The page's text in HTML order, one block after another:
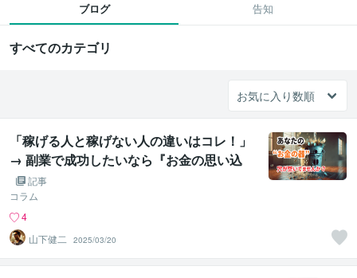
ブログ 告知
すべてのカテゴリ
「稼げる人と稼げない人の違いはコレ！」
→ 副業で成功したいなら『お金の思い込
み』を外せ！
記事
コラム
4
山下健二
2025/03/20